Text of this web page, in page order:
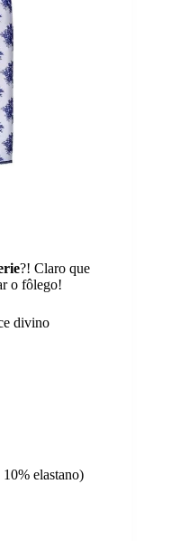
?! Claro que
o fôlego!
divino
elastano)